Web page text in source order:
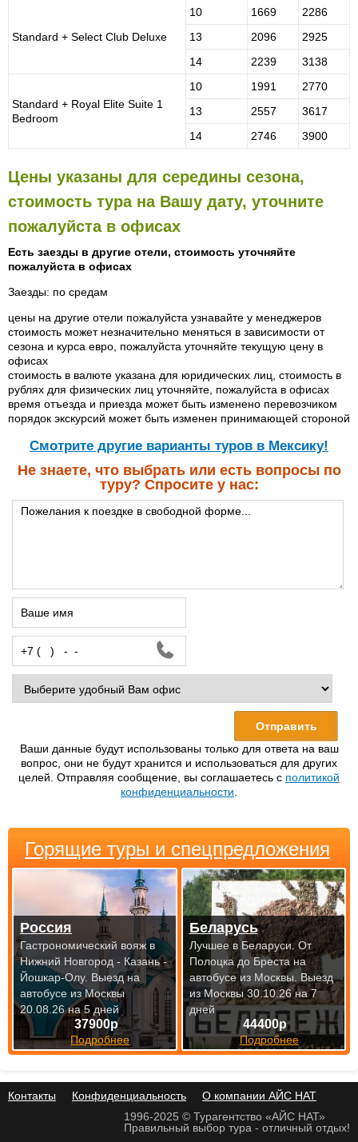
Standard + Select Club Deluxe
10 1669
2286
13
2096
2925
14
2239 3138
Standard + Royal Elite Suite 1
Bedroom
10 1991
2770
13
2557
3617
14
2746 3900
Цены указаны для середины сезона,
стоимость тура на Вашу дату, уточните
пожалуйста в офисах
Есть заезды в другие отели, стоимость уточняйте
пожалуйста в офисах
Заезды: по средам
цены на другие отели пожалуйста узнавайте у менеджеров
стоимость может незначительно меняться в зависимости от
сезона и курса евро, пожалуйста уточняйте текущую цену в
офисах
стоимость в валюте указана для юридических лиц, стоимость в
рублях для физических лиц уточняйте, пожалуйста в офисах
время отъезда и приезда может быть изменено перевозчиком
порядок экскурсий может быть изменен принимающей стороной
Cмотрите другие варианты туров в Мексику!
Не знаете, что выбрать или есть вопросы по
туру? Спросите у нас:
Ваши данные будут использованы только для ответа на ваш
вопрос, они не будут хранится и использоваться для других
целей. Отправляя сообщение, вы соглашаетесь с политикой
конфиденциальности
Горящие туры и спецпредложения
37900р
Подробнее
Россия
Гастрономический вояж в
Нижний Новгород - Казань -
Йошкар-Олу. Выезд на
автобусе из Москвы
20.08.26 на 5 дней
44400р
Подробнее
Беларусь
Лучшее в Беларуси. От
Полоцка до Бреста на
автобусе из Москвы. Выезд
из Москвы 30.10.26 на 7
дней
Контакты Конфиденциальность
О компании АЙС НАТ
1996-2025 © Турагентство «АЙС НАТ»
Правильный выбор тура - отличный отдых!